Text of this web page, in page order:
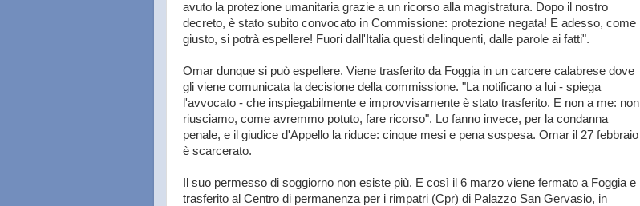
avuto la protezione umanitaria grazie a un ricorso alla magistratura. Dopo il nostro
decreto, è stato subito convocato in Commissione: protezione negata! E adesso, come
giusto, si potrà espellere! Fuori dall'Italia questi delinquenti, dalle parole ai fatti".
Omar dunque si può espellere. Viene trasferito da Foggia in un carcere calabrese dove
gli viene comunicata la decisione della commissione. "La notificano a lui - spiega
l'avvocato - che inspiegabilmente e improvvisamente è stato trasferito. E non a me: non
riusciamo, come avremmo potuto, fare ricorso". Lo fanno invece, per la condanna
penale, e il giudice d'Appello la riduce: cinque mesi e pena sospesa. Omar il 27 febbraio
è scarcerato.
Il suo permesso di soggiorno non esiste più. E così il 6 marzo viene fermato a Foggia e
trasferito al Centro di permanenza per i rimpatri (Cpr) di Palazzo San Gervasio, in